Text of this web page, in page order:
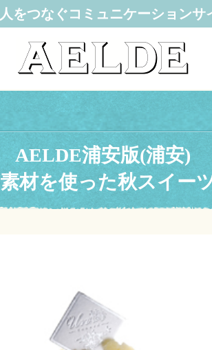
をつなぐコミュニケーションサ
AELDE浦安版(浦安)
材を使った秋スイーツ